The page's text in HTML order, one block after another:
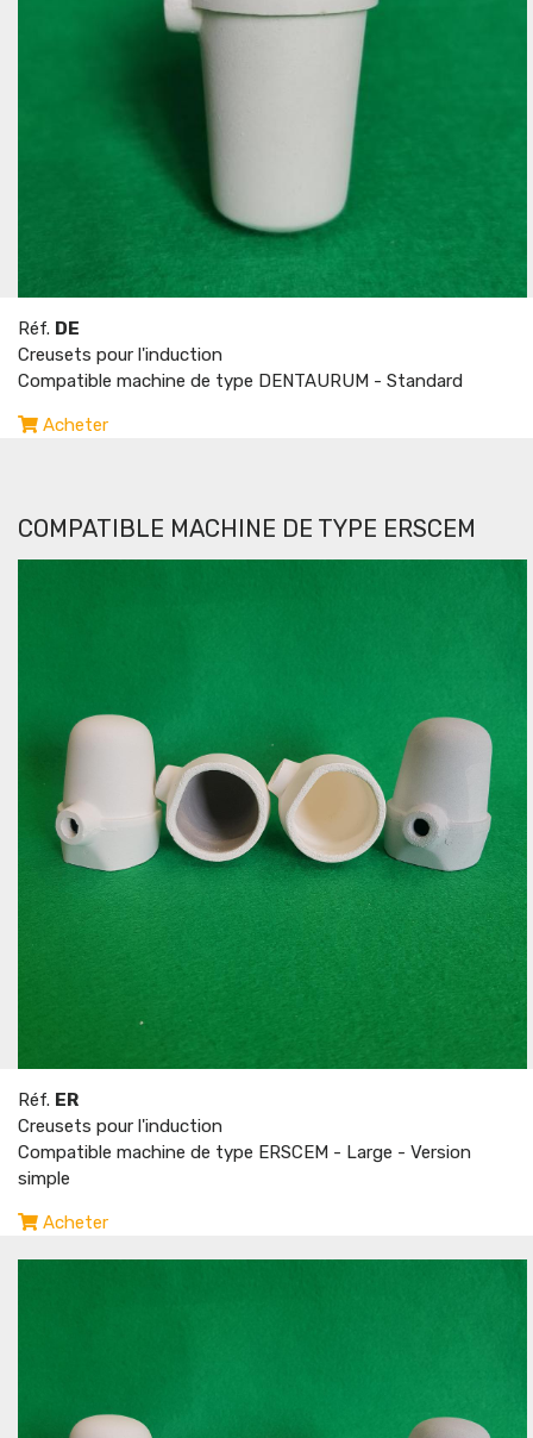
Réf. DE
Creusets pour l'induction
Compatible machine de type DENTAURUM - Standard
Acheter
COMPATIBLE MACHINE DE TYPE ERSCEM
Réf. ER
Creusets pour l'induction
Compatible machine de type ERSCEM - Large - Version
simple
Acheter